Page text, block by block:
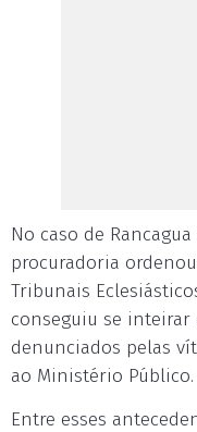
No caso de
procuradoria
Tribunais
conseguiu se inteirar
denunciados pelas
ao Ministério Público.
Entre esses